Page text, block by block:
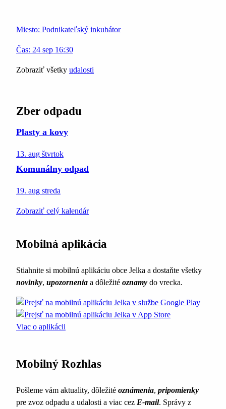
Miesto: Podnikateľský inkubátor
Čas: 24 sep 16:30
Zobraziť všetky udalosti
Zber odpadu
Plasty a kovy
13. aug štvrtok
Komunálny odpad
19. aug streda
Zobraziť celý kalendár
Mobilná aplikácia
Stiahnite si mobilnú aplikáciu obce Jelka a dostaňte všetky
novinky, upozornenia a dôležité oznamy do vrecka.
Viac o aplikácii
Mobilný Rozhlas
Pošleme vám aktuality, dôležité oznámenia, pripomienky
pre zvoz odpadu a udalosti a viac cez E-mail. Správy z